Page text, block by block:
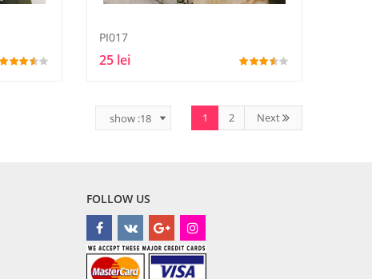
PI017
25 lei
1 2 Next
FOLLOW US